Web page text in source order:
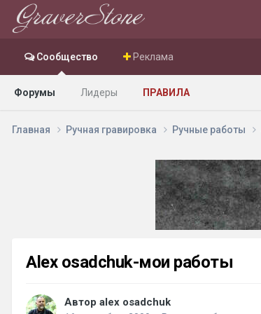
Сообщество
Форумы Лидеры ПРАВИЛА
Реклама
Главная Ручная гравировка Ручные работы
Аlex osadchuk-мои работы
Автор alex osadchuk